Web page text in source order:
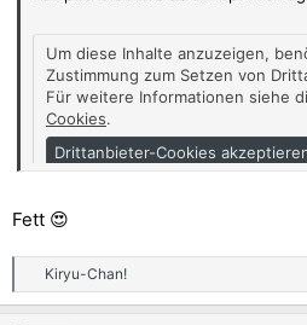
Um diese Inhalte anzuzeigen,
Zustimmung zum Setzen von
Für weitere Informationen siehe
Cookies.
Drittanbieter-Cookies
Link: https://youtu.be/
Fett 😍
e
Kiryu-Chan!